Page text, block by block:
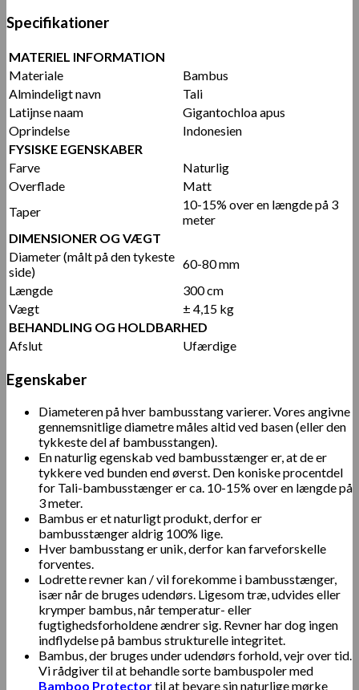
Specifikationer
MATERIEL INFORMATION
Materiale
Bambus
Almindeligt navn
Tali
Latijnse naam
Gigantochloa apus
Oprindelse
Indonesien
FYSISKE EGENSKABER
Farve
Naturlig
Overflade
Matt
Taper
10-15% over en længde på 3
meter
DIMENSIONER OG VÆGT
Diameter (målt på den tykeste
side)
60-80 mm
Længde
300 cm
Vægt
± 4,15 kg
BEHANDLING OG HOLDBARHED
Afslut
Ufærdige
Egenskaber
Diameteren på hver bambusstang varierer. Vores angivne
gennemsnitlige diametre måles altid ved basen (eller den
tykkeste del af bambusstangen).
En naturlig egenskab ved bambusstænger er, at de er
tykkere ved bunden end øverst. Den koniske procentdel
for Tali-bambusstænger er ca. 10-15% over en længde på
3 meter.
Bambus er et naturligt produkt, derfor er
bambusstænger aldrig 100% lige.
Hver bambusstang er unik, derfor kan farveforskelle
forventes.
Lodrette revner kan / vil forekomme i bambusstænger,
især når de bruges udendørs. Ligesom træ, udvides eller
krymper bambus, når temperatur- eller
fugtighedsforholdene ændrer sig. Revner har dog ingen
indflydelse på bambus strukturelle integritet.
Bambus, der bruges under udendørs forhold, vejr over tid.
Vi rådgiver til at behandle sorte bambuspoler med
Bamboo Protectortil at bevare sin naturlige mørke